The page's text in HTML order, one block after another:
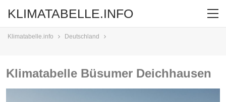
KLIMATABELLE.INFO
Klimatabelle.info Deutschland
Klimatabelle Büsumer Deichhausen